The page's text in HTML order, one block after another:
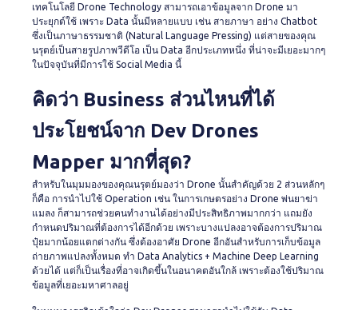
เทคโนโลยี Drone Technology สามารถเอาข้อมูลจาก Drone มา
ประยุกต์ใช้ เพราะ Data นั้นมีหลายแบบ เช่น สายภาษา อย่าง Chatbot
ซึ่งเป็นภาษาธรรมชาติ (Natural Language Pressing) แต่สายของคุณ
นรุตย์เป็นสายรูปภาพวีดีโอ เป็น Data อีกประเภทหนึ่ง ที่น่าจะมีเยอะมากๆ
ในปัจจุบันที่มีการใช้ Social Media นี้
คิดว่า Business ส่วนไหนที่ได้
ประโยชน์จาก Dev Drones
Mapper มากที่สุด?
สำหรับในมุมมองของคุณนรุตย์มองว่า Drone นั้นสำคัญด้วย 2 ส่วนหลักๆ
ก็คือ การนำไปใช้ Operation เช่น ในการเกษตรอย่าง Drone พ่นยาฆ่า
แมลง ก็สามารถช่วยคนทำงานได้อย่างมีประสิทธิภาพมากกว่า แถมยัง
กำหนดปริมาณที่ต้องการได้อีกด้วย เพราะบางแปลงอาจต้องการปริมาณ
ปุ๋ยมากน้อยแตกต่างกัน ซึ่งต้องอาศัย Drone อีกอันสำหรับการเก็บข้อมูล
ถ่ายภาพแปลงทั้งหมด ทำ Data Analytics + Machine Deep Learning
ด้วยได้ แต่ก็เป็นเรื่องที่อาจเกิดขึ้นในอนาคตอันใกล้ เพราะต้องใช้ปริมาณ
ข้อมูลที่เยอะมหาศาลอยู่